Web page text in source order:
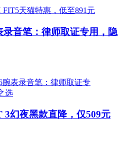
录音笔：律师取证专用，隐
幻夜黑款直降，仅509元